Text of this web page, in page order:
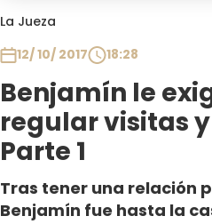
La Jueza
12/ 10/ 2017
18:28
Benjamín le
regular visitas
Parte 1
Tras tener una relación
Benjamín fue hasta la
Contigo en Directo
Plan Perfecto
El Tiempo
Sabingo
Todos Los Programas